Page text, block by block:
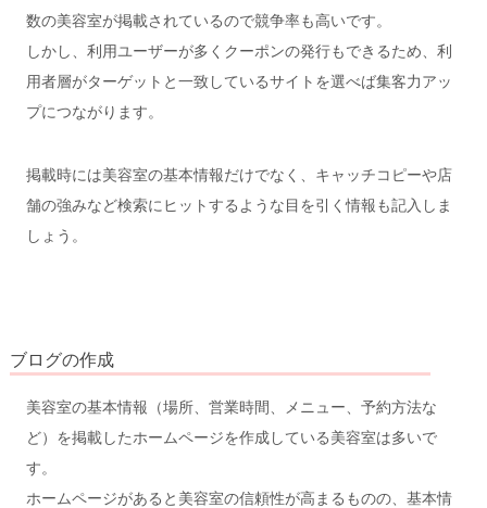
数の美容室が掲載されているので競争率も高いです。
しかし、利用ユーザーが多くクーポンの発行もできるため、利
用者層がターゲットと一致しているサイトを選べば集客力アッ
プにつながります。
掲載時には美容室の基本情報だけでなく、キャッチコピーや店
舗の強みなど検索にヒットするような目を引く情報も記入しま
しょう。
ブログの作成
美容室の基本情報（場所、営業時間、メニュー、予約方法な
ど）を掲載したホームページを作成している美容室は多いで
す。
ホームページがあると美容室の信頼性が高まるものの、基本情